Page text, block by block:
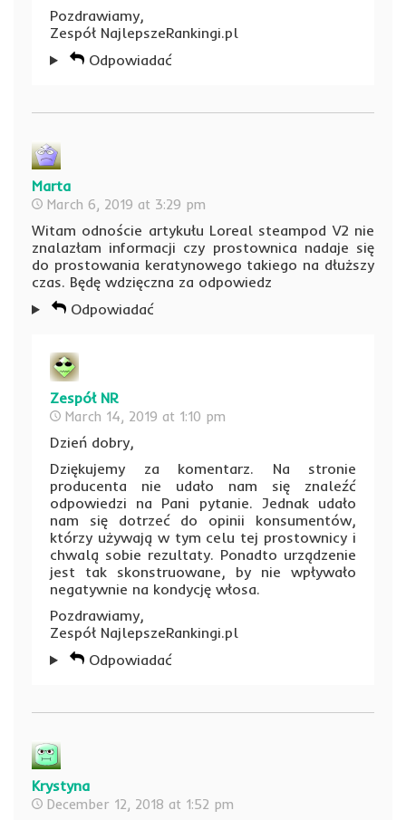
Pozdrawiamy,
Zespół NajlepszeRankingi.pl
Odpowiadać
Marta
March 6, 2019 at 3:29 pm
Witam odnoście artykułu Loreal steampod V2 nie
znalazłam informacji czy prostownica nadaje się
do prostowania keratynowego takiego na dłuższy
czas. Będę wdzięczna za odpowiedz
Odpowiadać
Zespół NR
March 14, 2019 at 1:10 pm
Dzień dobry,
Dziękujemy za komentarz. Na stronie
producenta nie udało nam się znaleźć
odpowiedzi na Pani pytanie. Jednak udało
nam się dotrzeć do opinii konsumentów,
którzy używają w tym celu tej prostownicy i
chwalą sobie rezultaty. Ponadto urządzenie
jest tak skonstruowane, by nie wpływało
negatywnie na kondycję włosa.
Pozdrawiamy,
Zespół NajlepszeRankingi.pl
Odpowiadać
Krystyna
December 12, 2018 at 1:52 pm